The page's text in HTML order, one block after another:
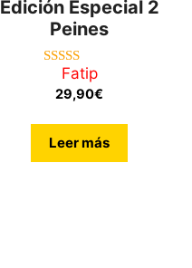
Edición Especial 2
Peines
5.00
de 5
Fatip
29,90€
Leer más